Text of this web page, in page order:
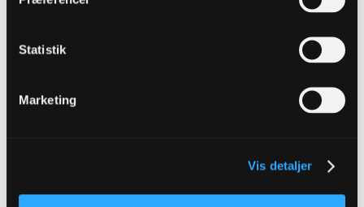
Statistik
Marketing
Vis detaljer
#9
nogle homosexueelle vælger sporten fra og finder noget